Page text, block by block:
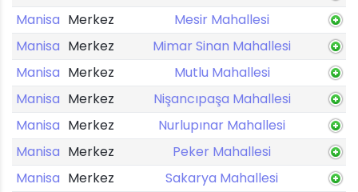
Manisa Merkez
Mesir Mahallesi
Manisa Merkez
Mimar Sinan Mahallesi
Manisa Merkez
Mutlu Mahallesi
Manisa Merkez
Nişancıpaşa Mahallesi
Manisa Merkez
Nurlupınar Mahallesi
Manisa Merkez
Peker Mahallesi
Manisa Merkez
Sakarya Mahallesi